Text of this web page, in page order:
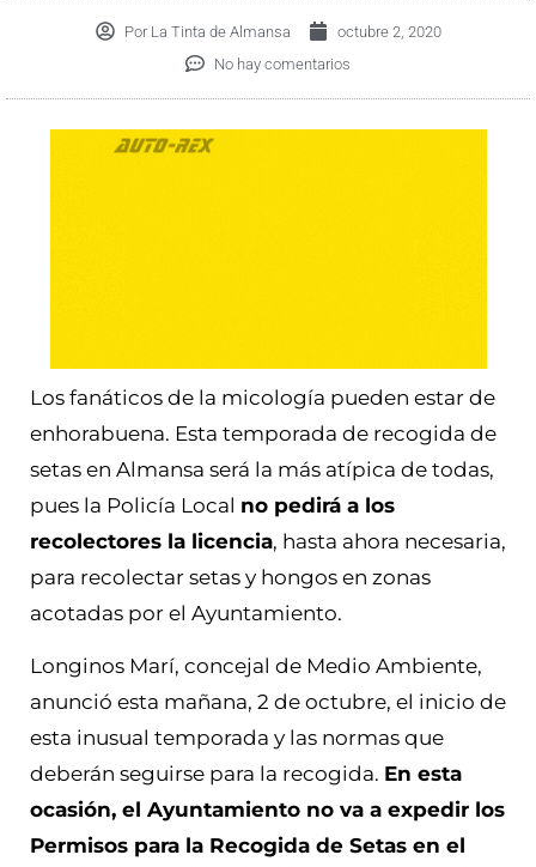
PorLa Tinta de Almansa
octubre 2, 2020
No hay comentarios
Los fanáticos de la micología pueden estar de
enhorabuena. Esta temporada de recogida de
setas en Almansa será la más atípica de todas,
pues la Policía Local no pedirá a los
recolectores la licencia, hasta ahora necesaria,
para recolectar setas y hongos en zonas
acotadas por el Ayuntamiento.
Longinos Marí, concejal de Medio Ambiente,
anunció esta mañana, 2 de octubre, el inicio de
esta inusual temporada y las normas que
deberán seguirse para la recogida. En esta
ocasión, el Ayuntamiento no va a expedir los
Permisos para la Recogida de Setas en el